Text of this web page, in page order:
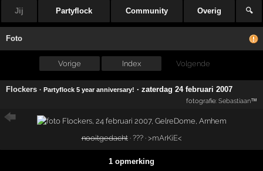
Jij Partyflock Community Overig 🔍
Foto
Vorige Index Volgende
Flockers · Partyflock 5 year anniversary! ·zaterdag 24 februari 2007
fotografie: Sebastiaan™
nooitgedacht· ??? · >mArKiE<
1 opmerking